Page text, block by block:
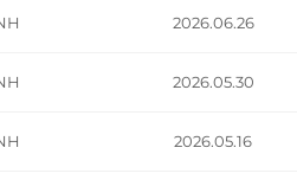
2026.06.26
2026.05.30
2026.05.16